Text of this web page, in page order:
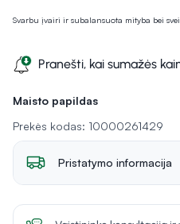
Maisto papildas
Prekės kodas: 10000261429
Svarbu įvairi ir subalansuota mityba bei
Pranešti, kai sumažės
Pristatymo informacija